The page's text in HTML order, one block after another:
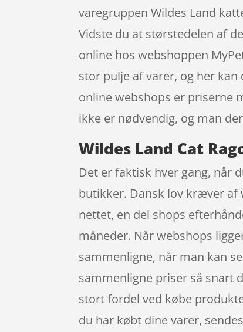
varegruppen Wildes Land
Vidste du at størstedelen af
online hos webshoppen
stor pulje af varer, og her
online webshops er priserne
ikke er nødvendig, og man
Wildes Land Cat
Det er faktisk hver gang, når
butikker. Dansk lov kræver af
nettet, en del shops
måneder. Når webshops
sammenligne, når man kan
sammenligne priser så snart
stort fordel ved købe
du har købt dine varer,